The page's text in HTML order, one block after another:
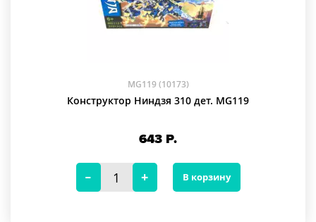
MG119 (10173)
Конструктор Ниндзя 310 дет. MG119
643 Р.
В корзину